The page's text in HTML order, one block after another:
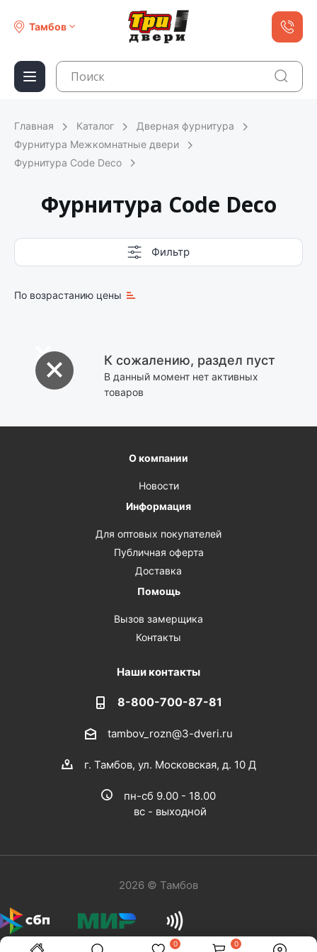
Тамбов
0 0
Главная Каталог
Дверная фурнитура
Фурнитура Межкомнатные двери
Фурнитура Code Deco
Фурнитура Code Deco
Фильтр
По возрастанию цены
К сожалению, раздел пуст
В данный момент нет активных
товаров
О компании
Новости
Информация
Для оптовых покупателей
Публичная оферта
Доставка
Помощь
Вызов замерщика
Контакты
Наши контакты
8-800-700-87-81
tambov_rozn@3-dveri.ru
г. Тамбов, ул. Московская, д. 10 Д
пн-сб 9.00 - 18.00
вс - выходной
2026 © Тамбов